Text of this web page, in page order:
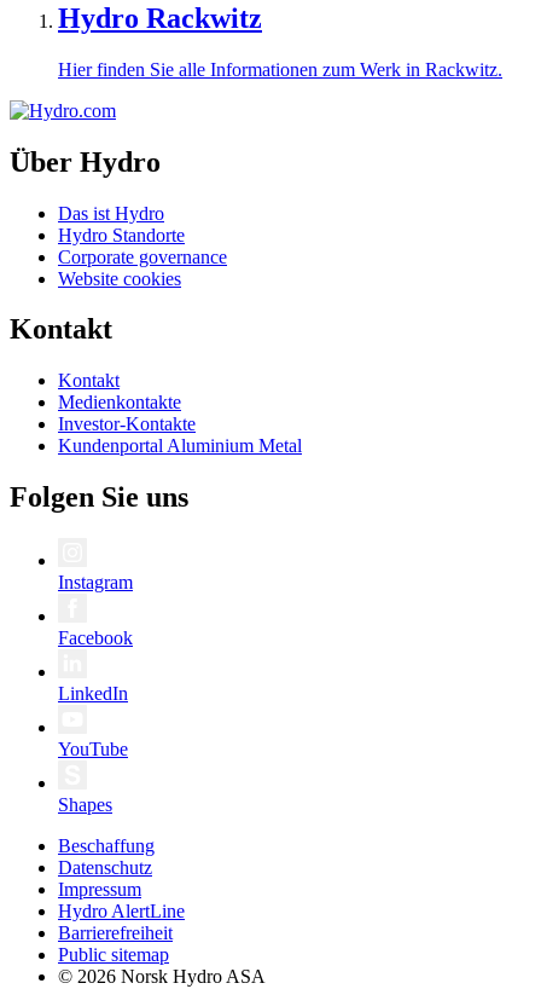
Hydro Rackwitz
Hier finden Sie alle Informationen zum Werk in Rackwitz.
Über Hydro
Das ist Hydro
Hydro Standorte
Corporate governance
Website cookies
Kontakt
Kontakt
Medienkontakte
Investor-Kontakte
Kundenportal Aluminium Metal
Folgen Sie uns
Instagram
Facebook
LinkedIn
YouTube
Shapes
Beschaffung
Datenschutz
Impressum
Hydro AlertLine
Barrierefreiheit
Public sitemap
© 2026 Norsk Hydro ASA